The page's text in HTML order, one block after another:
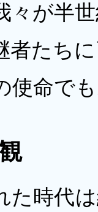
々が半
者たち
使命で
時代